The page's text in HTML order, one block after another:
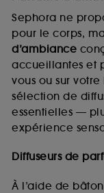
Sephora ne
pour le corps,
d’ambiance
accueillantes et
vous ou sur
sélection de
essentielles —
expérience
Diffuseurs de
À l’aide de